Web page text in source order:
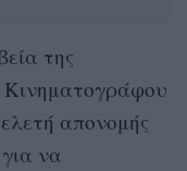
της
Κινηματογράφου
απονομής
να